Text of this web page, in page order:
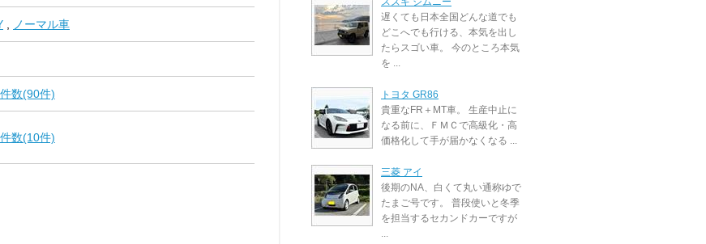
ノーマル車
数(90件)
数(10件)
遅くても日本全国どんな道でも
どこへでも行ける、本気を出し
たらスゴい車。 今のところ本気
を ...
トヨタ GR86
貴重なFR＋MT車。 生産中止に
なる前に、ＦＭＣで高級化・高
価格化して手が届かなくなる ...
三菱 アイ
後期のNA、白くて丸い通称ゆで
たまご号です。 普段使いと冬季
を担当するセカンドカーですが
...